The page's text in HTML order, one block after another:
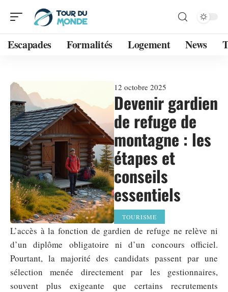
Escapades Formalités Logement News
12 octobre 2025
Devenir gardien
de refuge de
montagne : les
étapes et
conseils
essentiels
TOURISME
L’accès à la fonction de gardien de refuge ne relève ni
d’un diplôme obligatoire ni d’un concours officiel.
Pourtant, la majorité des candidats passent par une
sélection menée directement par les gestionnaires,
souvent plus exigeante que certains recrutements